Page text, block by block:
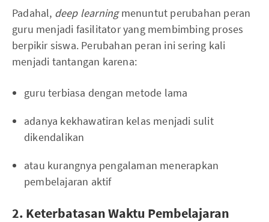
Padahal, deep learningmenuntut perubahan peran
guru menjadi fasilitator yang membimbing proses
berpikir siswa. Perubahan peran ini sering kali
menjadi tantangan karena:
guru terbiasa dengan metode lama
adanya kekhawatiran kelas menjadi sulit
dikendalikan
atau kurangnya pengalaman menerapkan
pembelajaran aktif
2. Keterbatasan Waktu Pembelajaran